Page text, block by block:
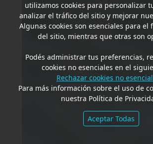
utilizamos cookies para personalizar
analizar el tráfico del sitio y mejorar
Algunas cookies son esenciales para el
del sitio, mientras que otras son
Podés administrar tus preferencias,
cookies no esenciales en el
Rechazar cookies no
Para más información sobre el uso de
nuestra Política de
Aceptar Todas